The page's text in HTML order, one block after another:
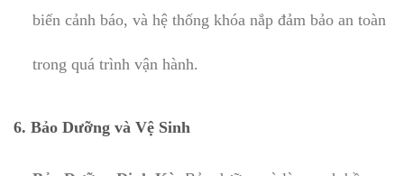
biến cảnh báo, và hệ thống khóa nắp đảm bảo an toàn
trong quá trình vận hành.
6. Bảo Dưỡng và Vệ Sinh